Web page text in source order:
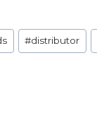
#distributor